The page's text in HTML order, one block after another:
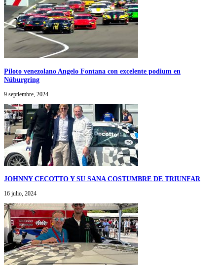
Piloto venezolano Angelo Fontana con excelente podium en
Nüburgring
9 septiembre, 2024
JOHNNY CECOTTO Y SU SANA COSTUMBRE DE TRIUNFAR
16 julio, 2024